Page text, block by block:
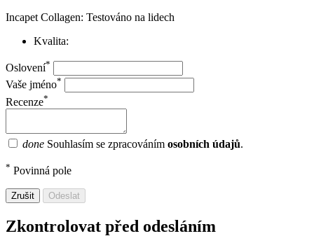
Incapet Collagen: Testováno na lidech
Kvalita:
Oslovení*
Vaše jméno*
Recenze*
done Souhlasím se zpracováním osobních údajů.
* Povinná pole
Zrušit Odeslat
Zkontrolovat před odesláním